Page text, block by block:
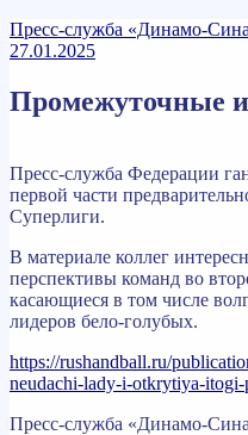
Пресс-служба «Динамо-
27.01.2025
Промежуточные
Пресс-служба Федерации
первой части
Суперлиги.
В материале коллег
перспективы команд во
касающиеся в том числе
лидеров бело-голубых.
https://rushandball.ru/
neudachi-lady-i-otkrytiya-itogi-
Пресс-служба «Динамо-